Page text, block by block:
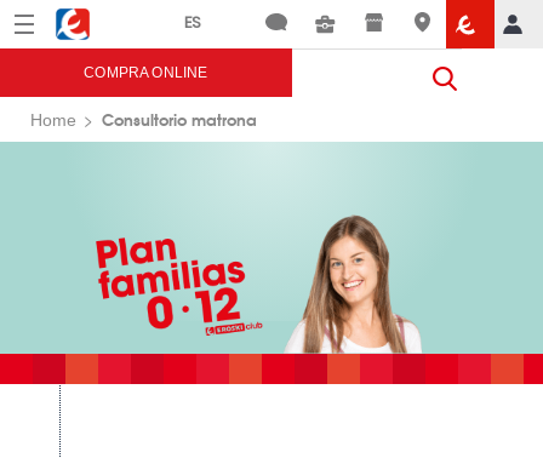
Menú Eroski
COMPRA ONLINE
Home Consultorio matrona